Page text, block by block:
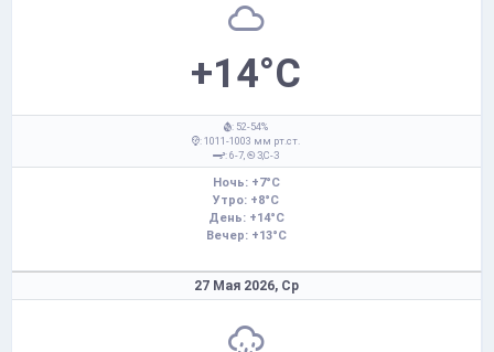
+14°C
: 52-54%
: 1011-1003 мм рт.ст.
: 6-7,
З,С-З
Ночь: +7°C
Утро: +8°C
День: +14°C
Вечер: +13°C
27 Мая 2026, Ср